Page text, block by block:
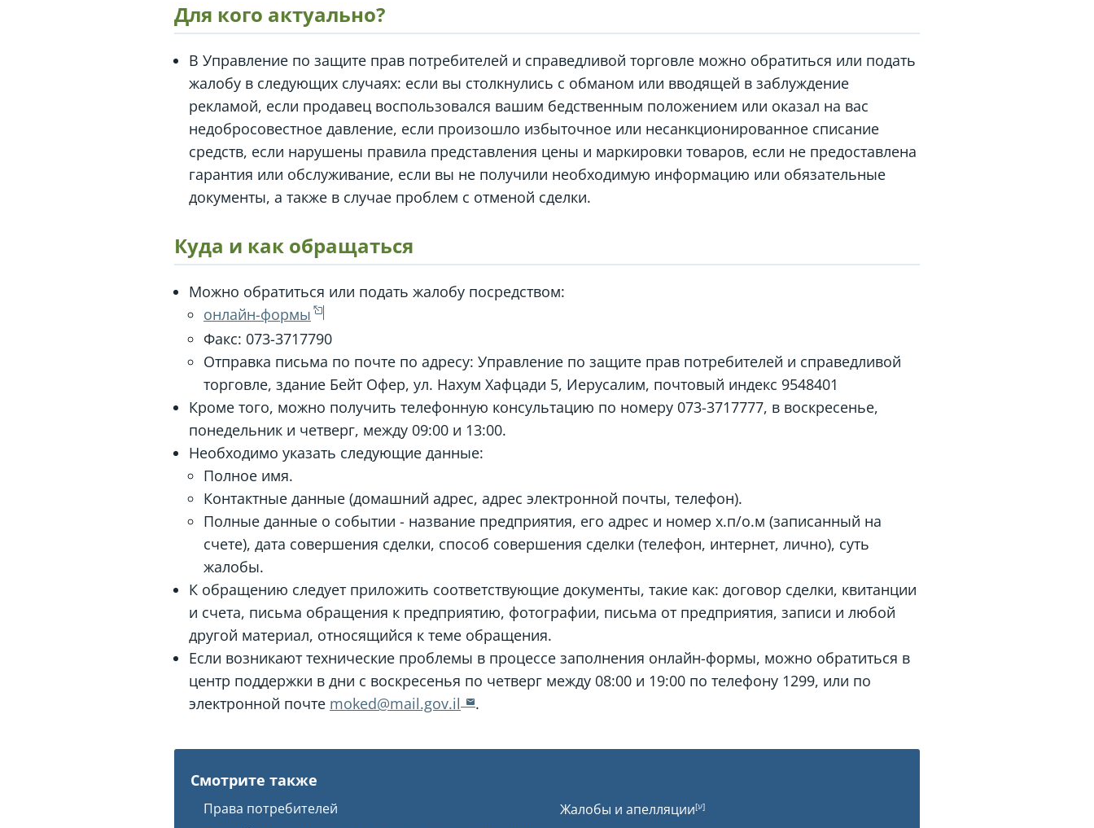
Для кого актуально?
В Управление по защите прав потребителей и справедливой торговле можно обратиться или подать
жалобу в следующих случаях: если вы столкнулись с обманом или вводящей в заблуждение
рекламой, если продавец воспользовался вашим бедственным положением или оказал на вас
недобросовестное давление, если произошло избыточное или несанкционированное списание
средств, если нарушены правила представления цены и маркировки товаров, если не предоставлена
гарантия или обслуживание, если вы не получили необходимую информацию или обязательные
документы, а также в случае проблем с отменой сделки.
Куда и как обращаться
Можно обратиться или подать жалобу посредством:
онлайн-формы
Факс: 073-3717790
Отправка письма по почте по адресу: Управление по защите прав потребителей и справедливой
торговле, здание Бейт Офер, ул. Нахум Хафцади 5, Иерусалим, почтовый индекс 9548401
Кроме того, можно получить телефонную консультацию по номеру 073-3717777, в воскресенье,
понедельник и четверг, между 09:00 и 13:00.
Необходимо указать следующие данные:
Полное имя.
Контактные данные (домашний адрес, адрес электронной почты, телефон).
Полные данные о событии - название предприятия, его адрес и номер х.п/о.м (записанный на
счете), дата совершения сделки, способ совершения сделки (телефон, интернет, лично), суть
жалобы.
К обращению следует приложить соответствующие документы, такие как: договор сделки, квитанции
и счета, письма обращения к предприятию, фотографии, письма от предприятия, записи и любой
другой материал, относящийся к теме обращения.
Если возникают технические проблемы в процессе заполнения онлайн-формы, можно обратиться в
центр поддержки в дни с воскресенья по четверг между 08:00 и 19:00 по телефону 1299, или по
электронной почте moked@mail.gov.il .
Смотрите также
Права потребителей
Жалобы и апелляции